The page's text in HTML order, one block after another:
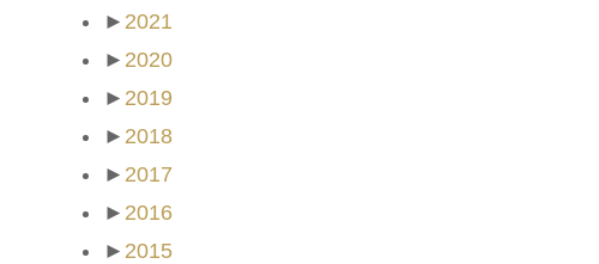
► 2021
► 2020
► 2019
► 2018
► 2017
► 2016
► 2015